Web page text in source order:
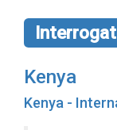
Kenya
Kenya -